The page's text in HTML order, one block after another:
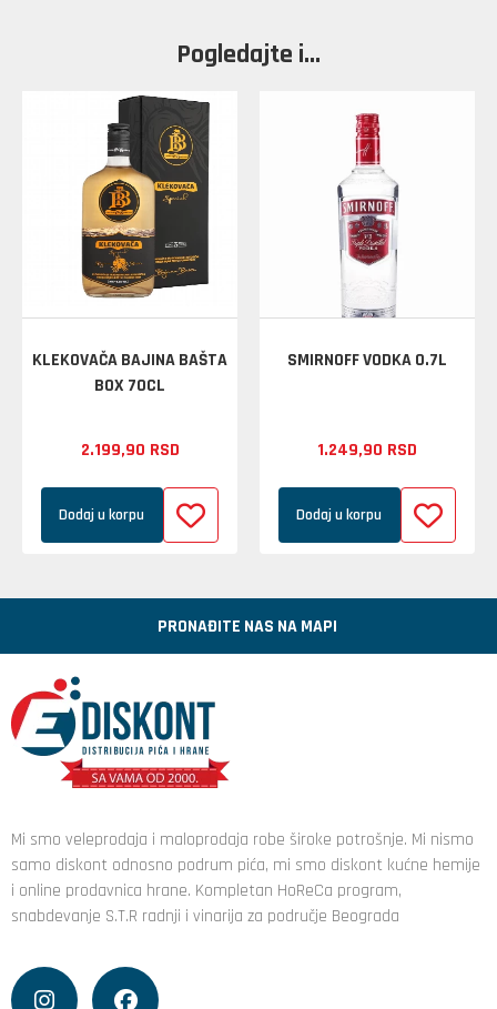
Pogledajte i...
KLEKOVAČA BAJINA BAŠTA
BOX 70CL
2.199,90 RSD
Dodaj u korpu
SMIRNOFF VODKA 0.7L
1.249,90 RSD
Dodaj u korpu
PRONAĐITE NAS NA MAPI
Mi smo veleprodaja i maloprodaja robe široke potrošnje. Mi nismo
samo diskont odnosno podrum pića, mi smo diskont kućne hemije
i online prodavnica hrane. Kompletan HoReCa program,
snabdevanje S.T.R radnji i vinarija za područje Beograda